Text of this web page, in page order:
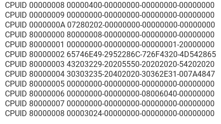
CPUID 00000008 00000400-00000000-00000000-00000000
CPUID 00000009 00000000-00000000-00000000-00000000
CPUID 0000000A 07280202-00000000-00000000-00000000
CPUID 80000000 80000008-00000000-00000000-00000000
CPUID 80000001 00000000-00000000-00000001-20000000
CPUID 80000002 65746E49-2952286C-726F4320-4D542865
CPUID 80000003 43203229-20205550-20202020-54202020
CPUID 80000004 30303235-20402020-30362E31-007A4847
CPUID 80000005 00000000-00000000-00000000-00000000
CPUID 80000006 00000000-00000000-08006040-00000000
CPUID 80000007 00000000-00000000-00000000-00000000
CPUID 80000008 00003024-00000000-00000000-00000000